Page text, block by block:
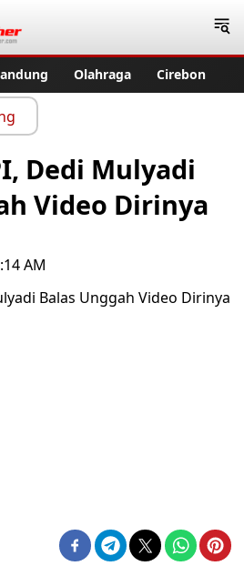
Olahraga Cirebon
Dedi Mulyadi
Video Dirinya
AM